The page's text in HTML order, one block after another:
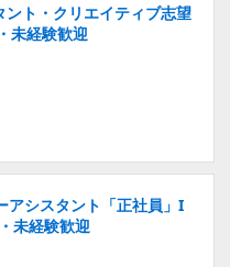
ト・クリエイティブ志望
未経験歓迎
アシスタント「正社員」I
未経験歓迎